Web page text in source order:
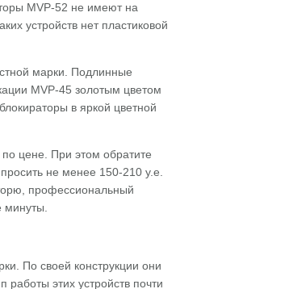
MVP-52 не имеют на
устройств нет пластиковой
марки. Подлинные
MVP-45 золотым цветом
в яркой цветной
цене. При этом обратите
не менее 150-210 у.е.
профессиональный
минуты.
По своей конструкции они
этих устройств почти